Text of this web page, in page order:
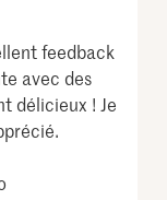
feedback
avec des
délicieux ! Je